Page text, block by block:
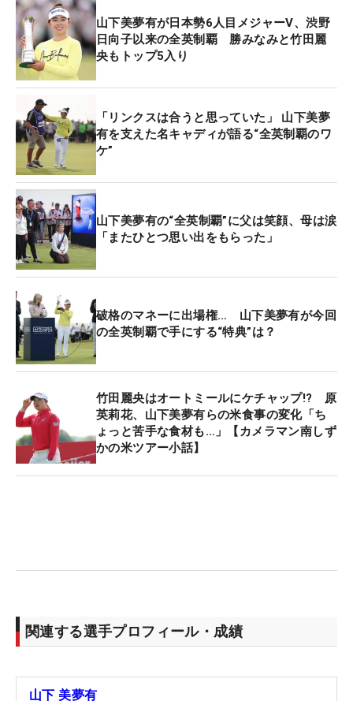
山下美夢有が日本勢6人目メジャーV、渋野
日向子以来の全英制覇 勝みなみと竹田麗
央もトップ5入り
「リンクスは合うと思っていた」 山下美夢
有を支えた名キャディが語る“全英制覇のワ
ケ”
山下美夢有の“全英制覇”に父は笑顔、母は涙
「またひとつ思い出をもらった」
破格のマネーに出場権… 山下美夢有が今回
の全英制覇で手にする“特典”は？
竹田麗央はオートミールにケチャップ!? 原
英莉花、山下美夢有らの米食事の変化「ち
ょっと苦手な食材も…」【カメラマン南しず
かの米ツアー小話】
関連する選手プロフィール・成績
山下 美夢有